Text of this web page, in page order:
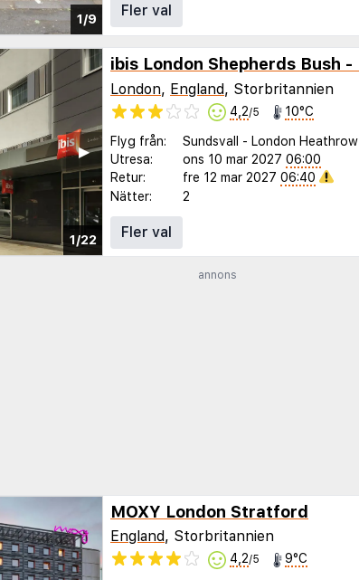
1/9
Fler val
1/22
▶︎
London, England, Storbritannien
4,2/5 10°C
Flyg från: Sundsvall - London Heathrow
Utresa:
ons 10 mar 2027 06:00
Retur:
fre 12 mar 2027 06:40
Nätter:
2
Fler val
annons
MOXY London Stratford
England, Storbritannien
4,2/5 9°C